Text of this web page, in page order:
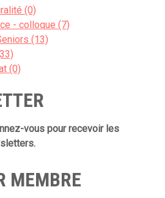
(0)
- colloque (7)
(13)
(0)
vous pour recevoir les
MEMBRE